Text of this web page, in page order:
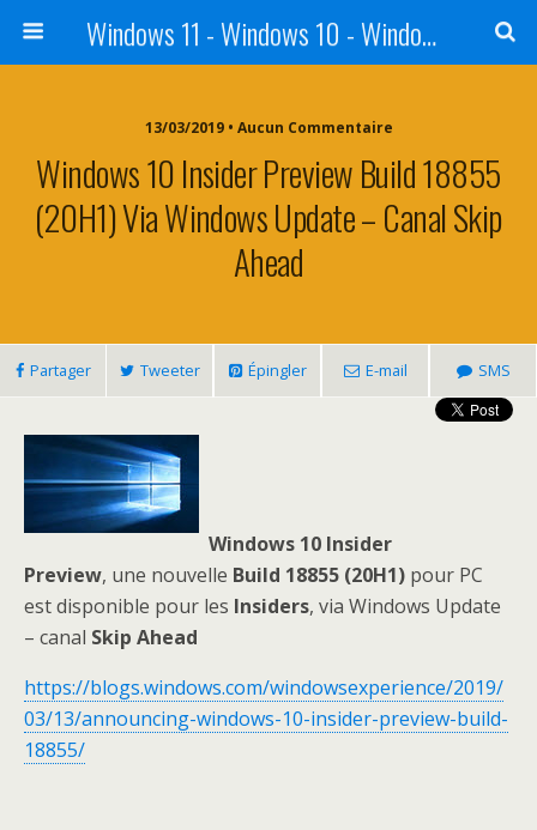
Windows 11 - Windows 10 - Windows 8 - Windows 7 - VISTA
13/03/2019 • Aucun Commentaire
Windows 10 Insider Preview Build 18855
(20H1) Via Windows Update – Canal Skip
Ahead
Partager Tweeter Épingler E-mail SMS
Windows 10 Insider
Preview, une nouvelle Build 18855 (20H1) pour PC
est disponible pour les Insiders, via Windows Update
– canal Skip Ahead
https://blogs.windows.com/windowsexperience/2019/
03/13/announcing-windows-10-insider-preview-build-
18855/